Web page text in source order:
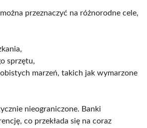
przeznaczyć na różnorodne cele,
sprzętu,
marzeń, takich jak wymarzone
nieograniczone. Banki
co przekłada się na coraz